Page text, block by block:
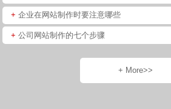
+ 企业在网站制作时要注意哪些
+ 公司网站制作的七个步骤
+ More>>